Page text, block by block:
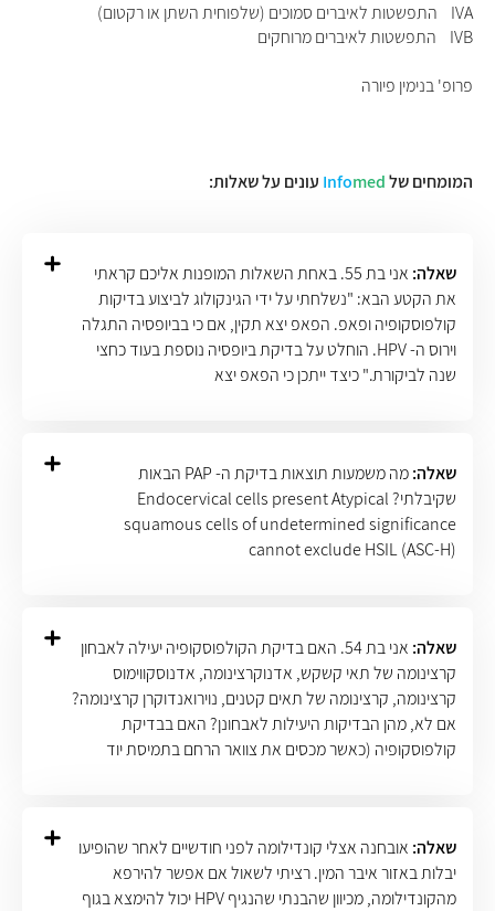
IVA התפשטות לאיברים סמוכים (שלפוחית השתן או רקטום)
IVB התפשטות לאיברים מרוחקים
פרופ' בנימין פיורה
המומחים של Infomed עונים על שאלות:
שאלה:
אני בת 55. באחת השאלות המופנות אליכם קראתי
את הקטע הבא: "נשלחתי על ידי הגינקולוג לביצוע בדיקות
קולפוסקופיה ופאפ. הפאפ יצא תקין, אם כי בביופסיה התגלה
וירוס ה- HPV. הוחלט על בדיקת ביופסיה נוספת בעוד כחצי
שנה לביקורת." כיצד ייתכן כי הפאפ יצא
שאלה:
מה משמעות תוצאות בדיקת ה- PAP הבאות
שקיבלתי? Endocervical cells present Atypical
squamous cells of undetermined significance
cannot exclude HSIL (ASC-H)
שאלה:
אני בת 54. האם בדיקת הקולפוסקופיה יעילה לאבחון
קרצינומה של תאי קשקש, אדנוקרצינומה, אדנוסקווימוס
קרצינומה, קרצינומה של תאים קטנים, נוירואנדוקרן קרצינומה?
אם לא, מהן הבדיקות היעילות לאבחונן? האם בבדיקת
קולפוסקופיה (כאשר מכסים את צוואר הרחם בתמיסת יוד
שאלה: אובחנה אצלי קונדילומה לפני חודשיים לאחר שהופיעו
יבלות באזור איבר המין. רציתי לשאול אם אפשר להירפא
מהקונדילומה, מכיוון שהבנתי שהנגיף HPV יכול להימצא בגוף